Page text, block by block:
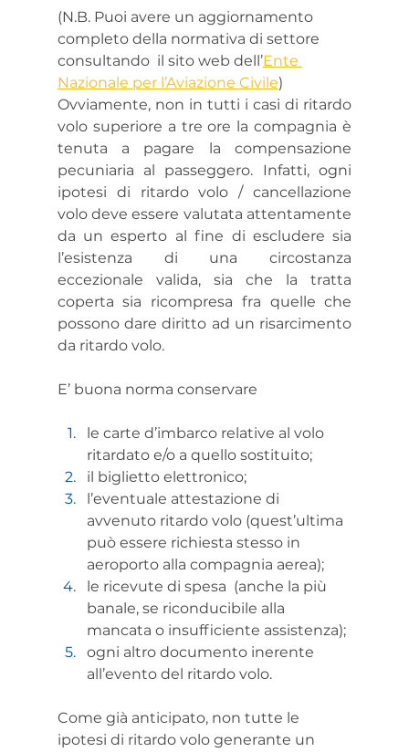
(N.B. Puoi avere un aggiornamento
completo della normativa di settore
consultando  il sito web dell’Ente
Nazionale per l’Aviazione Civile)
Ovviamente, non in tutti i casi di ritardo
volo superiore a tre ore la compagnia è
tenuta a pagare la compensazione
pecuniaria al passeggero. Infatti, ogni
ipotesi di ritardo volo / cancellazione
volo deve essere valutata attentamente
da un esperto al fine di escludere sia
l’esistenza di una circostanza
eccezionale valida, sia che la tratta
coperta sia ricompresa fra quelle che
possono dare diritto ad un risarcimento
da ritardo volo.
E’ buona norma conservare
le carte d’imbarco relative al volo
ritardato e/o a quello sostituito;
il biglietto elettronico;
l’eventuale attestazione di
avvenuto ritardo volo (quest’ultima
può essere richiesta stesso in
aeroporto alla compagnia aerea);
le ricevute di spesa  (anche la più
banale, se riconducibile alla
mancata o insufficiente assistenza);
ogni altro documento inerente
all’evento del ritardo volo.
Come già anticipato, non tutte le
ipotesi di ritardo volo generante un